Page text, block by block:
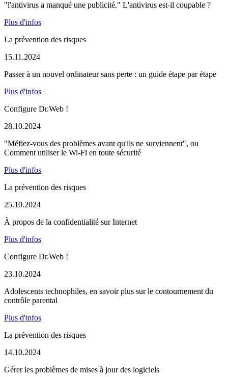
"l'antivirus a manqué une publicité." L'antivirus est-il coupable ?
Plus d'infos
La prévention des risques
15.11.2024
Passer à un nouvel ordinateur sans perte : un guide étape par étape
Plus d'infos
Configure Dr.Web !
28.10.2024
"Méfiez-vous des problèmes avant qu'ils ne surviennent", ou
Comment utiliser le Wi-Fi en toute sécurité
Plus d'infos
La prévention des risques
25.10.2024
À propos de la confidentialité sur Internet
Plus d'infos
Configure Dr.Web !
23.10.2024
Adolescents technophiles, en savoir plus sur le contournement du
contrôle parental
Plus d'infos
La prévention des risques
14.10.2024
Gérer les problèmes de mises à jour des logiciels